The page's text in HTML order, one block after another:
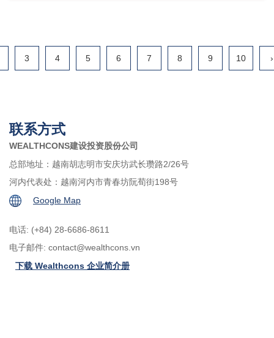
3 4 5 6 7 8 9 10 ›
联系方式
WEALTHCONS建设投资股份公司
总部地址：越南胡志明市安庆坊武长瓒路2/26号
河内代表处：越南河内市青春坊阮荀街198号
Google Map
电话: (+84) 28-6686-8611
电子邮件: contact@wealthcons.vn
下载 Wealthcons 企业简介册